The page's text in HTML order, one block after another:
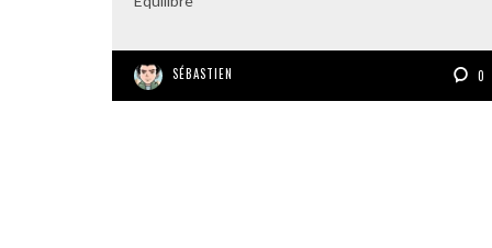
SÉBASTIEN 0